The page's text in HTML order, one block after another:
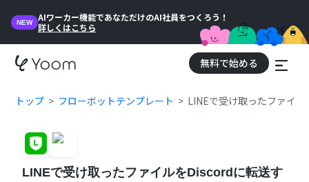
NEW
AIワーカー機能であなただけのAI社員をつくろう！
詳しくはこちら
無料で始める
トップ フローボットテンプレート LINEで受け取ったファイ
LINEで受け取ったファイルをDiscordに転送す